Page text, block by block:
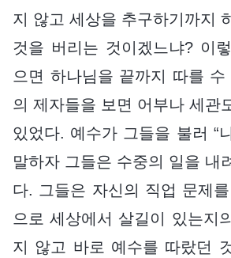
지 않고 세상을 추구하기까지
것을 버리는 것이겠느냐? 이
으면 하나님을 끝까지 따를
의 제자들을 보면 어부나 세관
있었다. 예수가 그들을 불러 “
말하자 그들은 수중의 일을 내
다. 그들은 자신의 직업 문제
으로 세상에서 살길이 있는지
지 않고 바로 예수를 따랐던